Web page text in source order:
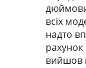
всіх
надто
рахунок
вийшов